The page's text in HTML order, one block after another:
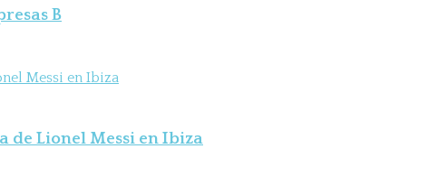
B
de Lionel Messi en Ibiza